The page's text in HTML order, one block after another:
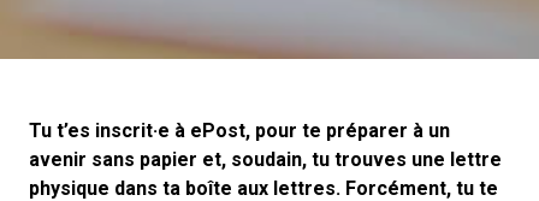
Tu t’es inscrit·e à ePost, pour te préparer à un
avenir sans papier et, soudain, tu trouves une lettre
physique dans ta boîte aux lettres. Forcément, tu te